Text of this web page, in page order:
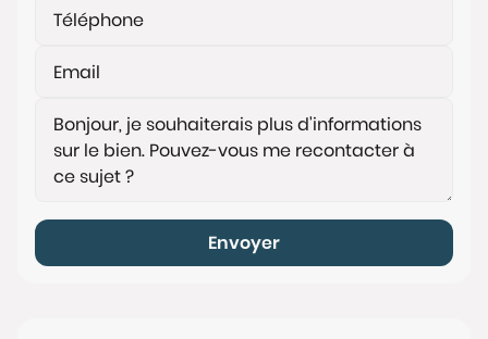
Envoyer